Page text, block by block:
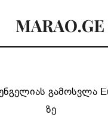
გამოსვლა
ზე